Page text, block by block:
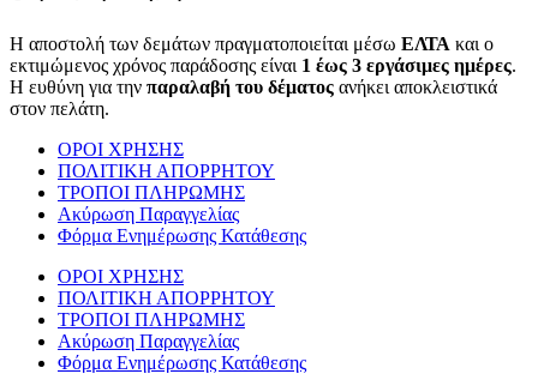
Η αποστολή των δεμάτων πραγματοποιείται μέσω ΕΛΤΑ και ο
εκτιμώμενος χρόνος παράδοσης είναι 1 έως 3 εργάσιμες ημέρες.
Η ευθύνη για την παραλαβή του δέματος ανήκει αποκλειστικά
στον πελάτη.
ΟΡΟΙ ΧΡΗΣΗΣ
ΠΟΛΙΤΙΚΗ ΑΠΟΡΡΗΤΟΥ
ΤΡΟΠΟΙ ΠΛΗΡΩΜΗΣ
Ακύρωση Παραγγελίας
Φόρμα Ενημέρωσης Κατάθεσης
ΟΡΟΙ ΧΡΗΣΗΣ
ΠΟΛΙΤΙΚΗ ΑΠΟΡΡΗΤΟΥ
ΤΡΟΠΟΙ ΠΛΗΡΩΜΗΣ
Ακύρωση Παραγγελίας
Φόρμα Ενημέρωσης Κατάθεσης